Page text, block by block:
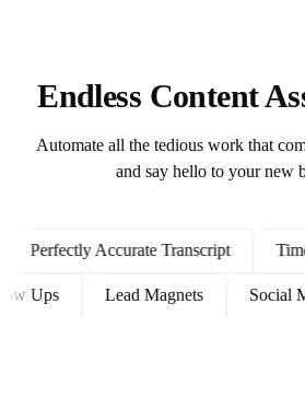
Endless Content
Automate all the tedious work that
and say hello to your new
Accurate Transcript
Follow Ups Lead Magnets